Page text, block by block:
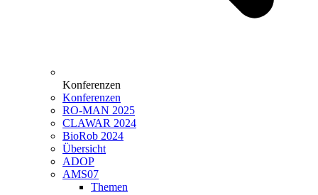
Konferenzen
Konferenzen
RO-MAN 2025
CLAWAR 2024
BioRob 2024
Übersicht
ADOP
AMS07
Themen